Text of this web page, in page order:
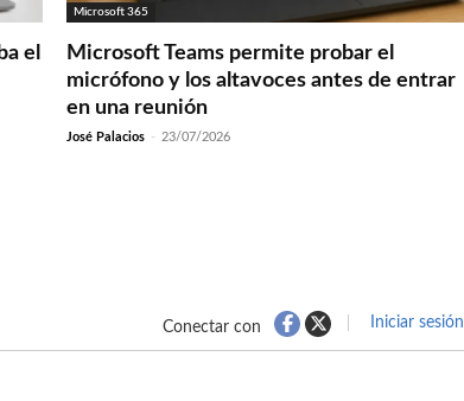
el
Microsoft 365
Microsoft Teams permite probar el
micrófono y los altavoces antes de entrar
en una reunión
José Palacios - 23/07/2026
Conectar con Iniciar sesión